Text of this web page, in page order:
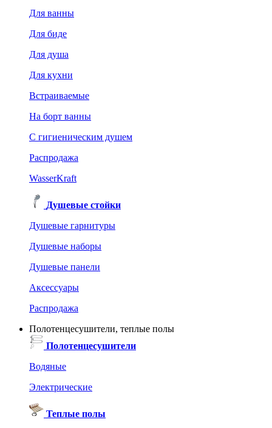
Для ванны
Для биде
Для душа
Для кухни
Встраиваемые
На борт ванны
C гигиеническим душем
Распродажа
WasserKraft
Душевые стойки
Душевые гарнитуры
Душевые наборы
Душевые панели
Аксессуары
Распродажа
Полотенцесушители, теплые полы
Полотенцесушители
Водяные
Электрические
Теплые полы